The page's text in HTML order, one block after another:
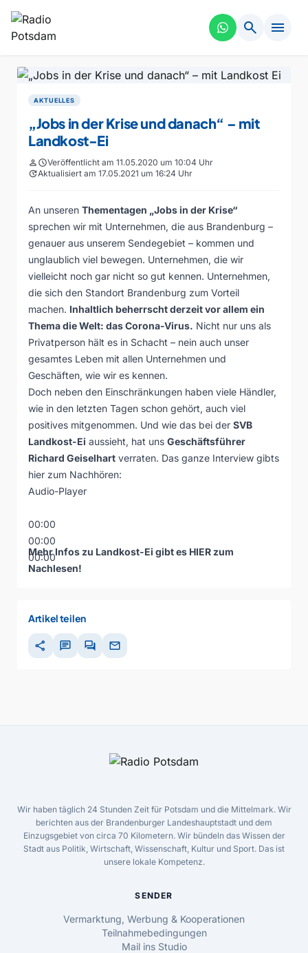
search menu
AKTUELLES
„Jobs in der Krise und danach“ – mit
Landkost-Ei
personscheduleVeröffentlicht am 11.05.2020 um 10:04 Uhr
updateAktualisiert am 17.05.2021 um 16:24 Uhr
An unseren Thementagen „Jobs in der Krise“
sprechen wir mit Unternehmen, die aus Brandenburg –
genauer aus unserem Sendegebiet – kommen und
unglaublich viel bewegen. Unternehmen, die wir
vielleicht noch gar nicht so gut kennen. Unternehmen,
die sich den Standort Brandenburg zum Vorteil
machen. Inhaltlich beherrscht derzeit vor allem ein
Thema die Welt: das Corona-Virus. Nicht nur uns als
Privatperson hält es in Schacht – nein auch unser
gesamtes Leben mit allen Unternehmen und
Geschäften, wie wir es kennen.
Doch neben den Einschränkungen haben viele Händler,
wie in den letzten Tagen schon gehört, auch viel
positives mitgenommen. Und wie das bei der SVB
Landkost-Ei aussieht, hat uns Geschäftsführer
Richard Geiselhart verraten. Das ganze Interview gibts
hier zum Nachhören:
Audio-Player
00:00
00:00
00:00
Mehr Infos zu Landkost-Ei gibt es HIER zum
Nachlesen!
Artikel teilen
share chat forum mail
Wir haben täglich 24 Stunden Zeit für Potsdam und die Mittelmark. Wir
berichten aus der Brandenburger Landeshauptstadt und dem
Einzugsgebiet von circa 70 Kilometern. Wir bündeln das Wissen der
Stadt aus Politik, Wirtschaft, Wissenschaft, Kultur und Sport. Das ist
unsere lokale Kompetenz.
SENDER
Vermarktung, Werbung & Kooperationen
Teilnahmebedingungen
Mail ins Studio